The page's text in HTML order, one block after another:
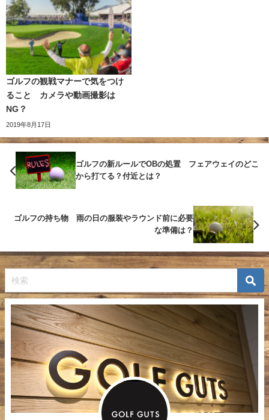
ゴルフの観戦マナーで気をつけ
ること カメラや動画撮影は
NG？
2019年8月17日
ゴルフの新ルールでOBの処置 フェアウェイのどこ
から打てる？付近とは？
ゴルフの持ち物 雨の日の服装やラウンド前に必要
な準備は？